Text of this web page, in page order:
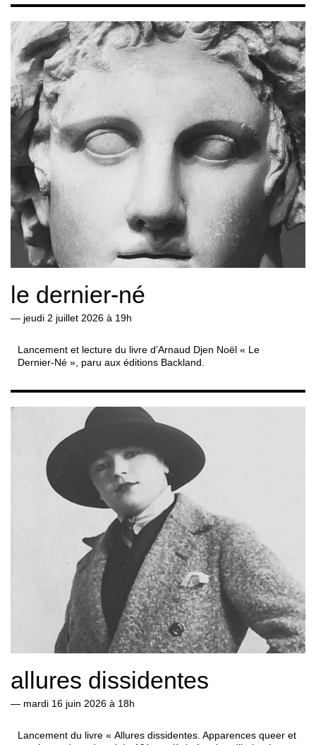
le dernier-né
— jeudi 2 juillet 2026 à 19h
Lancement et lecture du livre d’Arnaud Djen Noël « Le
Dernier-Né », paru aux éditions Backland.
allures dissidentes
— mardi 16 juin 2026 à 18h
Lancement du livre « Allures dissidentes. Apparences queer et